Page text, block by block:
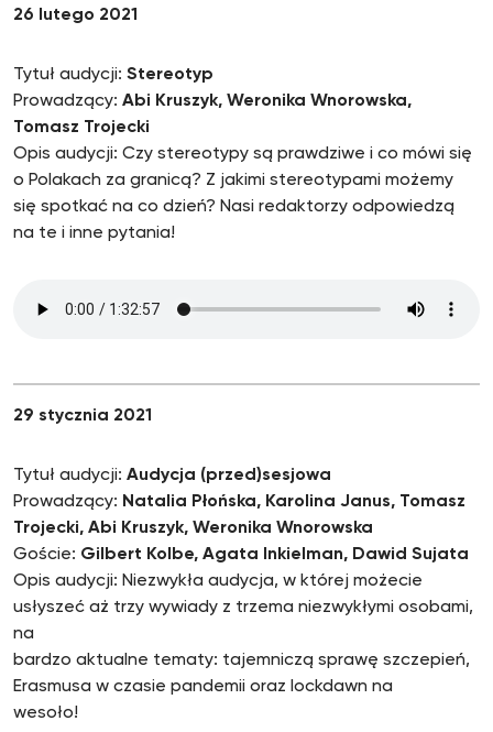
26 lutego 2021
Tytuł audycji: Stereotyp
Prowadzący: Abi Kruszyk, Weronika Wnorowska,
Tomasz Trojecki
Opis audycji: Czy stereotypy są prawdziwe i co mówi się
o Polakach za granicą? Z jakimi stereotypami możemy
się spotkać na co dzień? Nasi redaktorzy odpowiedzą
na te i inne pytania!
29 stycznia 2021
Tytuł audycji: Audycja (przed)sesjowa
Prowadzący: Natalia Płońska, Karolina Janus, Tomasz
Trojecki, Abi Kruszyk, Weronika Wnorowska
Goście: Gilbert Kolbe, Agata Inkielman, Dawid Sujata
Opis audycji: Niezwykła audycja, w której możecie
usłyszeć aż trzy wywiady z trzema niezwykłymi osobami,
na
bardzo aktualne tematy: tajemniczą sprawę szczepień,
Erasmusa w czasie pandemii oraz lockdawn na
wesoło!